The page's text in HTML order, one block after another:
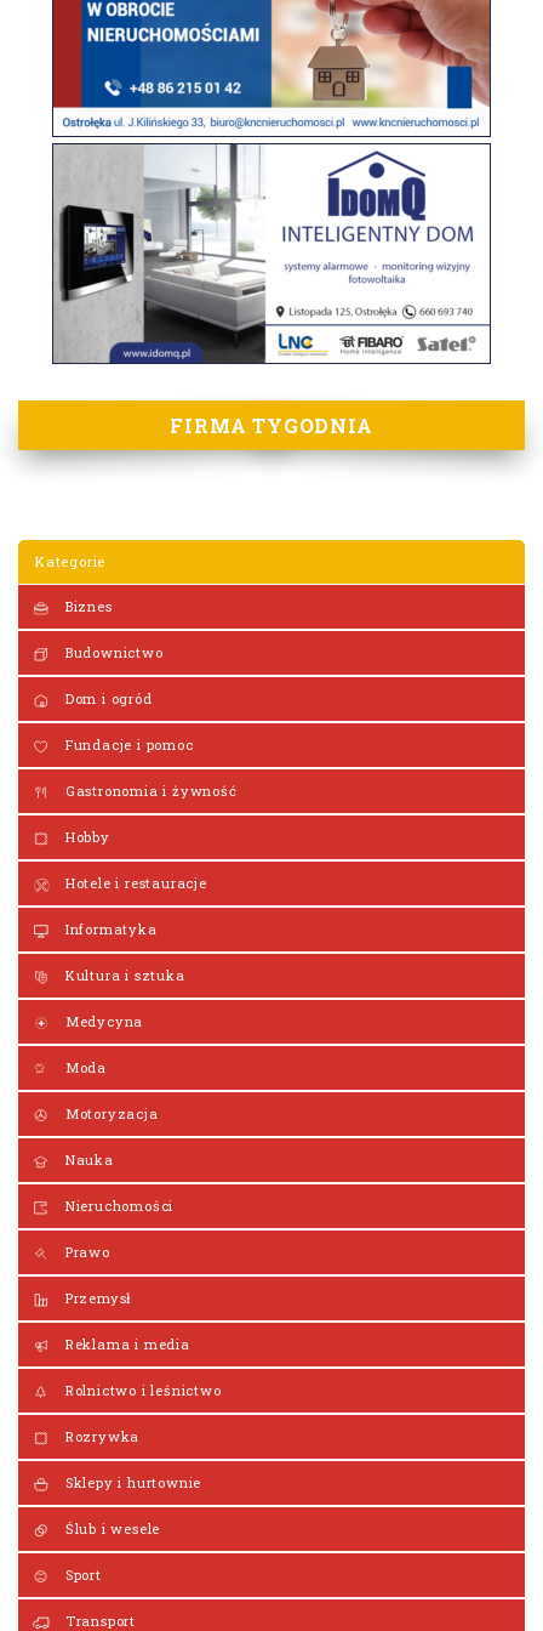
FIRMA TYGODNIA
Kategorie
Biznes
Budownictwo
Dom i ogród
Fundacje i pomoc
Gastronomia i żywność
Hobby
Hotele i restauracje
Informatyka
Kultura i sztuka
Medycyna
Moda
Motoryzacja
Nauka
Nieruchomości
Prawo
Przemysł
Reklama i media
Rolnictwo i leśnictwo
Rozrywka
Sklepy i hurtownie
Ślub i wesele
Sport
Transport